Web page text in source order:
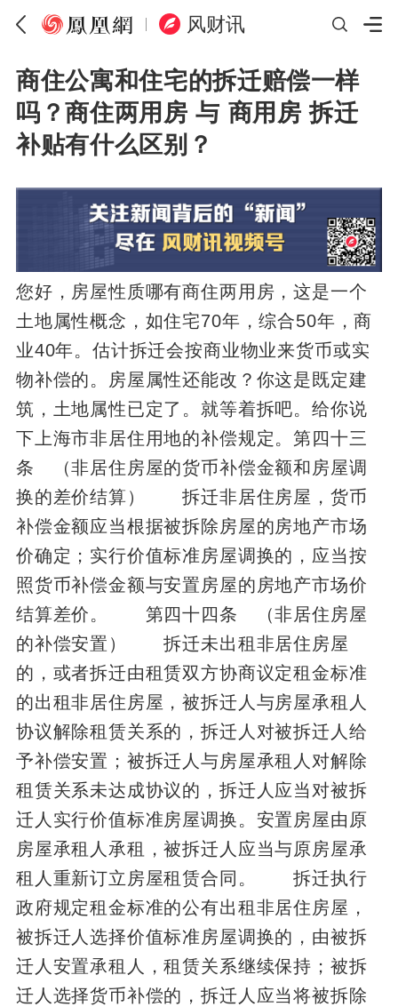
风财讯
商住公寓和住宅的拆迁赔偿一样
吗？商住两用房 与 商用房 拆迁
补贴有什么区别？
您好，房屋性质哪有商住两用房，这是一个
土地属性概念，如住宅70年，综合50年，商
业40年。估计拆迁会按商业物业来货币或实
物补偿的。房屋属性还能改？你这是既定建
筑，土地属性已定了。就等着拆吧。给你说
下上海市非居住用地的补偿规定。第四十三
条 （非居住房屋的货币补偿金额和房屋调
换的差价结算） 拆迁非居住房屋，货币
补偿金额应当根据被拆除房屋的房地产市场
价确定；实行价值标准房屋调换的，应当按
照货币补偿金额与安置房屋的房地产市场价
结算差价。 第四十四条 （非居住房屋
的补偿安置） 拆迁未出租非居住房屋
的，或者拆迁由租赁双方协商议定租金标准
的出租非居住房屋，被拆迁人与房屋承租人
协议解除租赁关系的，拆迁人对被拆迁人给
予补偿安置；被拆迁人与房屋承租人对解除
租赁关系未达成协议的，拆迁人应当对被拆
迁人实行价值标准房屋调换。安置房屋由原
房屋承租人承租，被拆迁人应当与原房屋承
租人重新订立房屋租赁合同。 拆迁执行
政府规定租金标准的公有出租非居住房屋，
被拆迁人选择价值标准房屋调换的，由被拆
迁人安置承租人，租赁关系继续保持；被拆
迁人选择货币补偿的，拆迁人应当将被拆除